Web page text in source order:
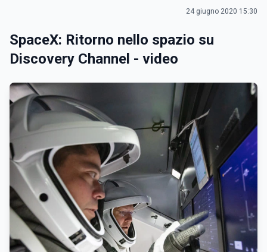
24 giugno 2020 15:30
SpaceX: Ritorno nello spazio su
Discovery Channel - video